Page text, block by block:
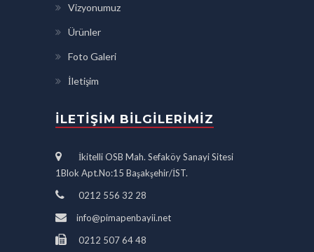
Vizyonumuz
Ürünler
Foto Galeri
İletişim
İLETIŞIM BILGILERIMIZ
İkitelli OSB Mah. Sefaköy Sanayi Sitesi
1Blok Apt.No:15 Başakşehir/İST.
0212 556 32 28
info@pimapenbayii.net
0212 507 64 48